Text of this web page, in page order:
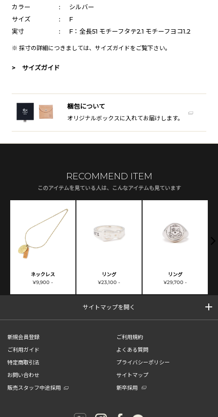
カラー
:
シルバー
サイズ
:
F
実寸
: F：全長51 モチーフタテ2.1 モチーフヨコ1.2
※ 採寸の詳細につきましては、 サイズガイドをご覧下さい。
> サイズガイド
梱包について
オリジナルボックスに入れてお届けします。
RECOMMEND ITEM
このアイテムを見ている人は、こんなアイテムも見ています
ネックレス
¥9,900 -
リング
¥23,100 -
リング
¥29,700 -
サイトマップを開く
新規会員登録
ご利用規約
ご利用ガイド
よくある質問
特定商取引法
プライバシーポリシー
お問い合わせ
サイトマップ
販売スタッフ中途採用
新卒採用